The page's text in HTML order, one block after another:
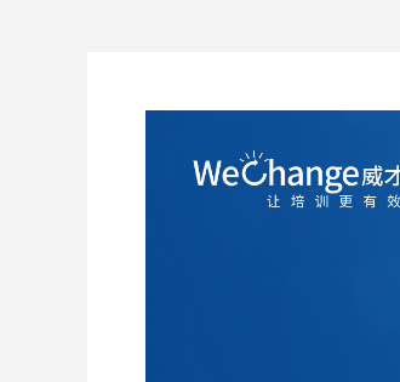
员工关系（用工法/个税/调薪/税务）
TTT（初级/中级/高级/微课）
行政/法规